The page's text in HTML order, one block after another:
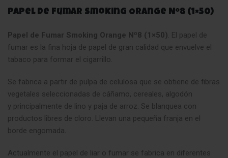
Papel de Fumar Smoking Orange Nº8 (1×50)
Papel de Fumar Smoking Orange Nº8 (1×50). El papel de
fumar es la fina hoja de papel de gran calidad que envuelve el
tabaco para formar el cigarrillo.
Se fabrica a partir de pulpa de celulosa que se obtiene de fibras
vegetales seleccionadas de cáñamo, cereales, algodón
y principalmente de lino y paja de arroz. Se blanquea con
productos libres de cloro. Llevan una pequeña franja en el
borde engomada.
Actualmente el papel de liar o fumar se fabrica en diferentes